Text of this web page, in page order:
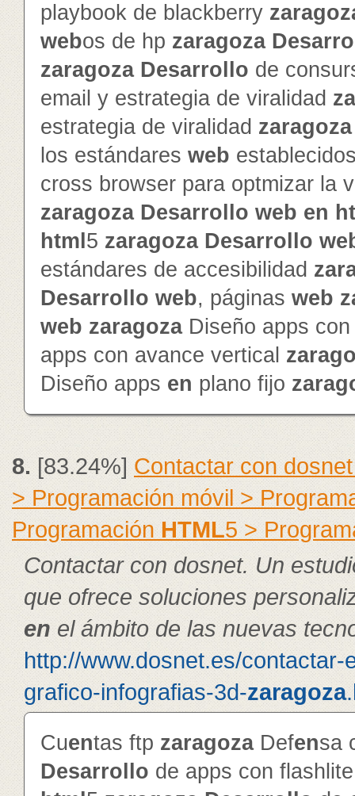
playbook de blackberry
webos de hp zaragoza
zaragoza Desarrollo de
email y estrategia de viralidad
estrategia de viralidad zaragoza
los estándares web
cross browser para optmizar la
zaragoza Desarrollo web en
html 5 zaragoza Desarrollo
estándares de accesibilidad
Desarrollo web, páginas web
web zaragozaDiseño apps
apps con avance vertical
Diseño apps en plano fijo
8.[83.24%] Contactar con
> Programación móvil >
ProgramaciónHTML5 >
Contactar con dosnet. Un
que ofrece soluciones
enel ámbito de las nuevas
http://www.dosnet.es/contactar-
grafico-infografias-3d-zaragoza
Cuentas ftp zaragozaDefensa
Desarrollo de apps con